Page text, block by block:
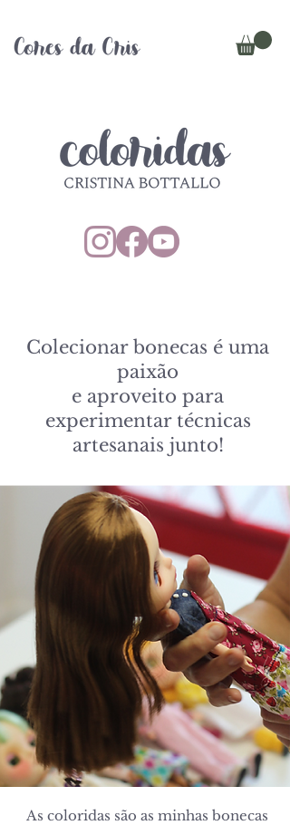
Colecionar bonecas é uma
paixão
e aproveito para
experimentar técnicas
artesanais junto!
As coloridas são as minhas bonecas